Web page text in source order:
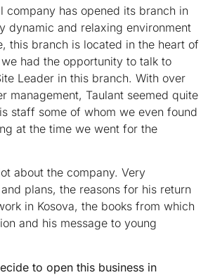
company has opened its branch in
dynamic and relaxing environment
this branch is located in the heart of
had the opportunity to talk to
Leader in this branch. With over
management, Taulant seemed quite
staff some of whom we even found
at the time we went for the
about the company. Very
plans, the reasons for his return
in Kosova, the books from which
and his message to young
to open this business in